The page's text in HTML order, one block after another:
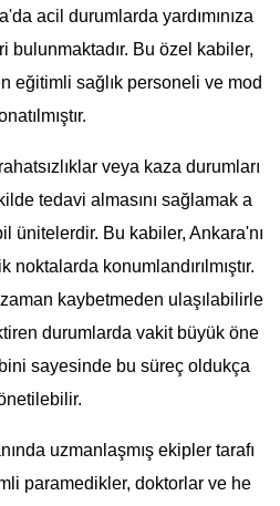
acil durumlarda yardımınıza
bulunmaktadır. Bu özel kabiler,
eğitimli sağlık personeli ve mod
veya kaza durumları
tedavi almasını sağlamak a
ünitelerdir. Bu kabiler, Ankara'nı
noktalarda konumlandırılmıştır.
kaybetmeden ulaşılabilirle
durumlarda vakit büyük öne
sayesinde bu süreç oldukça
uzmanlaşmış ekipler tarafı
paramedikler, doktorlar ve he